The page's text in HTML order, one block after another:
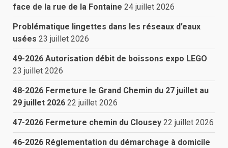
face de la rue de la Fontaine 24 juillet 2026
Problématique lingettes dans les réseaux d’eaux
usées 23 juillet 2026
49-2026 Autorisation débit de boissons expo LEGO
23 juillet 2026
48-2026 Fermeture le Grand Chemin du 27 juillet au
29 juillet 2026 22 juillet 2026
47-2026 Fermeture chemin du Clousey 22 juillet 2026
46-2026 Réglementation du démarchage à domicile